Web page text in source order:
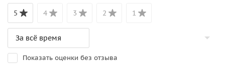
5 4 3 2 1
Показать оценки без отзыва